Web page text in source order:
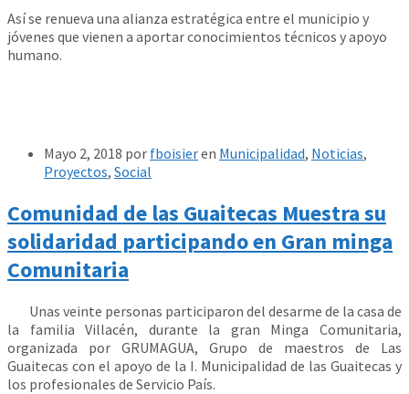
Así se renueva una alianza estratégica entre el municipio y
jóvenes que vienen a aportar conocimientos técnicos y apoyo
humano.
Mayo 2, 2018 por fboisieren Municipalidad, Noticias,
Proyectos, Social
Comunidad de las Guaitecas Muestra su
solidaridad participando en Gran minga
Comunitaria
Unas veinte personas participaron del desarme de la casa de
la familia Villacén, durante la gran Minga Comunitaria,
organizada por GRUMAGUA, Grupo de maestros de Las
Guaitecas con el apoyo de la I. Municipalidad de las Guaitecas y
los profesionales de Servicio País.